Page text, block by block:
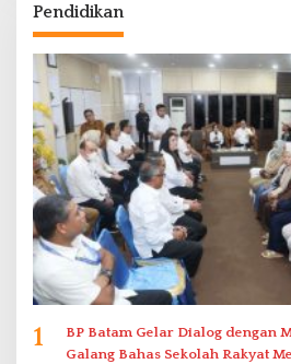
Pendidikan
1
BP Batam Gelar Dialog dengan
Galang Bahas Sekolah Rakyat